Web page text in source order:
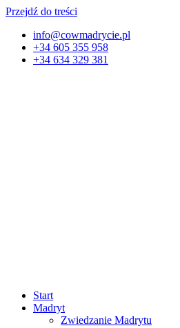
Przejdź do treści
info@cowmadrycie.pl
+34 605 355 958
+34 634 329 381​
Start
Madryt
Zwiedzanie Madrytu